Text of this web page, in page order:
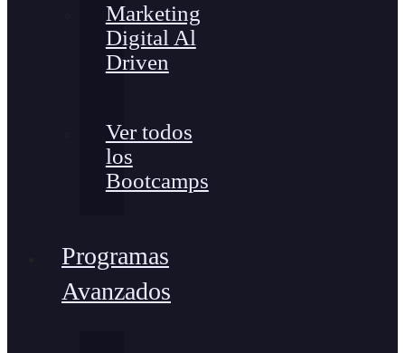
Marketing
Digital Al
Driven
Ver todos
los
Bootcamps
Programas
Avanzados